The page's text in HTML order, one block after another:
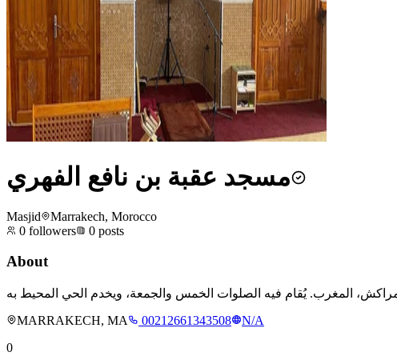
مسجد عقبة بن نافع الفهري
Masjid
Marrakech, Morocco
0 followers 0 posts
About
MARRAKECH, MA
00212661343508
N/A
0